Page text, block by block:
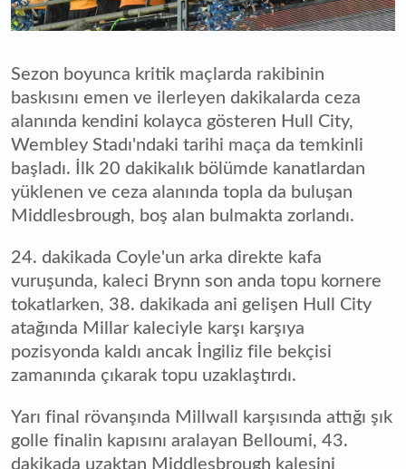
Sezon boyunca kritik maçlarda rakibinin
baskısını emen ve ilerleyen dakikalarda ceza
alanında kendini kolayca gösteren Hull City,
Wembley Stadı'ndaki tarihi maça da temkinli
başladı. İlk 20 dakikalık bölümde kanatlardan
yüklenen ve ceza alanında topla da buluşan
Middlesbrough, boş alan bulmakta zorlandı.
24. dakikada Coyle'un arka direkte kafa
vuruşunda, kaleci Brynn son anda topu kornere
tokatlarken, 38. dakikada ani gelişen Hull City
atağında Millar kaleciyle karşı karşıya
pozisyonda kaldı ancak İngiliz file bekçisi
zamanında çıkarak topu uzaklaştırdı.
Yarı final rövanşında Millwall karşısında attığı şık
golle finalin kapısını aralayan Belloumi, 43.
dakikada uzaktan Middlesbrough kalesini